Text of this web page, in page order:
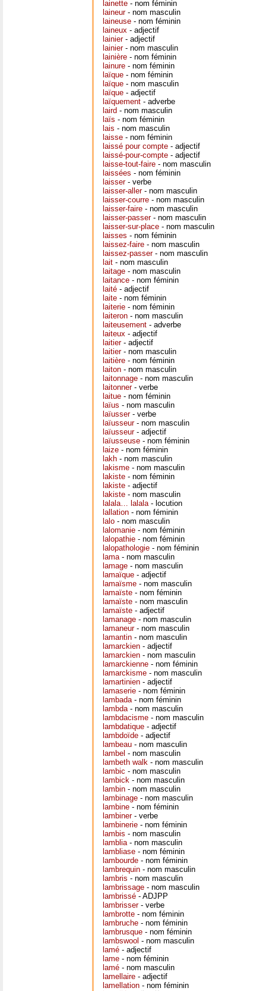
lainette - nom féminin
laineur- nom masculin
laineuse - nom féminin
laineux - adjectif
lainier- adjectif
lainier- nom masculin
lainière - nom féminin
lainure - nom féminin
laïque - nom féminin
laïque - nom masculin
laïque - adjectif
laïquement - adverbe
laird - nom masculin
laïs - nom féminin
lais - nom masculin
laisse - nom féminin
laissé pour compte - adjectif
laissé-pour-compte - adjectif
laisse-tout-faire - nom masculin
laissées - nom féminin
laisser- verbe
laisser-aller- nom masculin
laisser-courre - nom masculin
laisser-faire - nom masculin
laisser-passer- nom masculin
laisser-sur-place - nom masculin
laisses - nom féminin
laissez-faire - nom masculin
laissez-passer- nom masculin
lait - nom masculin
laitage - nom masculin
laitance - nom féminin
laité - adjectif
laite - nom féminin
laiterie - nom féminin
laiteron - nom masculin
laiteusement - adverbe
laiteux - adjectif
laitier- adjectif
laitier- nom masculin
laitière - nom féminin
laiton - nom masculin
laitonnage - nom masculin
laitonner- verbe
laitue - nom féminin
laïus - nom masculin
laïusser- verbe
laïusseur- nom masculin
laïusseur- adjectif
laïusseuse - nom féminin
laize - nom féminin
lakh - nom masculin
lakisme - nom masculin
lakiste - nom féminin
lakiste - adjectif
lakiste - nom masculin
lalala… lalala- locution
lallation - nom féminin
lalo - nom masculin
lalomanie - nom féminin
lalopathie - nom féminin
lalopathologie - nom féminin
lama- nom masculin
lamage - nom masculin
lamaïque - adjectif
lamaïsme - nom masculin
lamaïste - nom féminin
lamaïste - nom masculin
lamaïste - adjectif
lamanage - nom masculin
lamaneur- nom masculin
lamantin - nom masculin
lamarckien - adjectif
lamarckien - nom masculin
lamarckienne - nom féminin
lamarckisme - nom masculin
lamartinien - adjectif
lamaserie - nom féminin
lambada- nom féminin
lambda- nom masculin
lambdacisme - nom masculin
lambdatique - adjectif
lambdoïde - adjectif
lambeau - nom masculin
lambel - nom masculin
lambeth walk - nom masculin
lambic - nom masculin
lambick - nom masculin
lambin - nom masculin
lambinage - nom masculin
lambine - nom féminin
lambiner- verbe
lambinerie - nom féminin
lambis - nom masculin
lamblia- nom masculin
lambliase - nom féminin
lambourde - nom féminin
lambrequin - nom masculin
lambris - nom masculin
lambrissage - nom masculin
lambrissé - ADJPP
lambrisser- verbe
lambrotte - nom féminin
lambruche - nom féminin
lambrusque - nom féminin
lambswool - nom masculin
lamé - adjectif
lame - nom féminin
lamé - nom masculin
lamellaire - adjectif
lamellation - nom féminin